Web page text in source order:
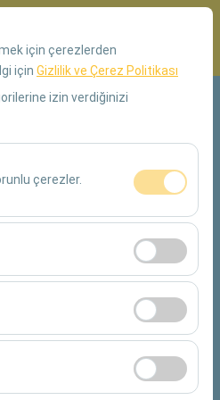
için çerezlerden
için Gizlilik ve Çerez Politikası
izin verdiğinizi
çerezler.
çalışması, güvenlik,
için gereklidir. Devre
(ziyaretçi sayısı,
kullanıcı davranışları)
veriler, web sitesi
deneyimini sürekli
uygun kişiselleştirilmiş
kampanyalarımızın
tıklama oranı) ölçmemize
İç Hatlar Terminali
09:00